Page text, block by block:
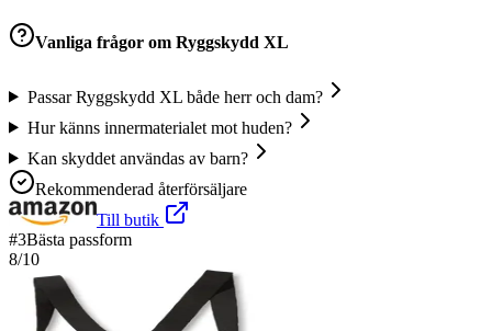
Vanliga frågor om Ryggskydd XL
Passar Ryggskydd XL både herr och dam?
Hur känns innermaterialet mot huden?
Kan skyddet användas av barn?
Rekommenderad återförsäljare
Till butik
#3Bästa passform
8/10